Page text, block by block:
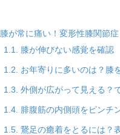
膝が常に痛い！変形性膝関節
膝が伸びない感覚を確認
お年寄りに多いのは？膝
外側が広がって見える？
腓腹筋の内側頭をピンチ
鵞足の癒着をとるには？